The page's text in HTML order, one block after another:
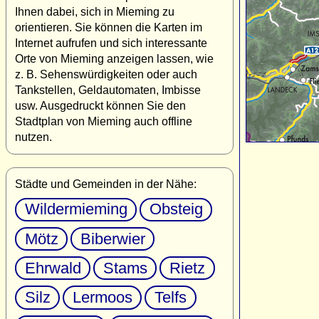
Ihnen dabei, sich in Mieming zu
orientieren. Sie können die Karten im
Internet aufrufen und sich interessante
Orte von Mieming anzeigen lassen, wie
z. B. Sehenswürdigkeiten oder auch
Tankstellen, Geldautomaten, Imbisse
usw. Ausgedruckt können Sie den
Stadtplan von Mieming auch offline
nutzen.
Städte und Gemeinden in der Nähe:
Wildermieming
Obsteig
Mötz
Biberwier
Ehrwald
Stams
Rietz
Silz
Lermoos
Telfs